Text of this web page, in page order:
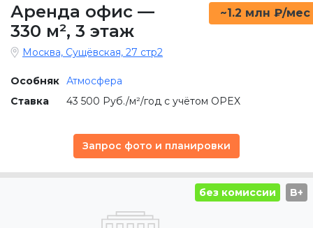
Аренда офис —
330 м², 3 этаж
~1.2 млн ₽/мес
Москва, Сущёвская, 27 стр2
Особняк Атмосфера
Ставка
43 500 Руб./м²/год с учётом OPEX
Запрос фото и планировки
без комиссии B+